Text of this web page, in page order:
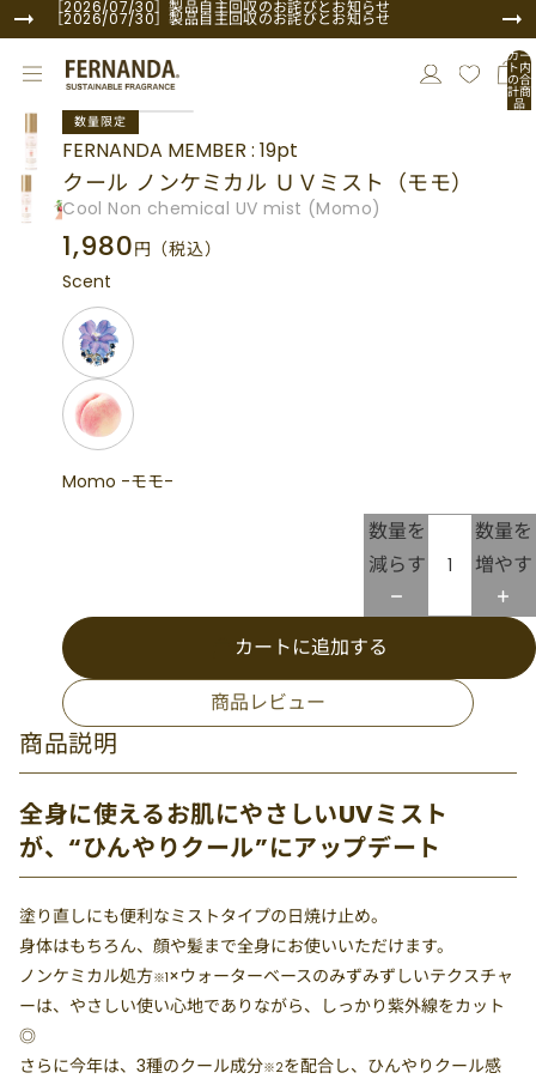
［2026/07/30］製品自主回収のお詫びとお知らせ
［2026/07/30］製品自主回収のお詫びとお知らせ
カー
ト内
の合
計商
品
数:
商品情報にスキップ
クール ノンケミカル ＵＶミスト（モモ）
Cool Non chemical UV mist (Momo)
数量限定
1,980円 （税込）
FERNANDA MEMBER : 19pt
Scent
Momo -モモ-
数量を
減らす
数量を
増やす
カートに追加する
商品レビュー
商品説明
全身に使えるお肌にやさしいUVミスト
が、“ひんやりクール”にアップデート
塗り直しにも便利なミストタイプの日焼け止め。
身体はもちろん、顔や髪まで全身にお使いいただけます。
ノンケミカル処方※1×ウォーターベースのみずみずしいテクスチャ
ーは、やさしい使い心地でありながら、しっかり紫外線をカット
◎
さらに今年は、3種のクール成分※2を配合し、ひんやりクール感